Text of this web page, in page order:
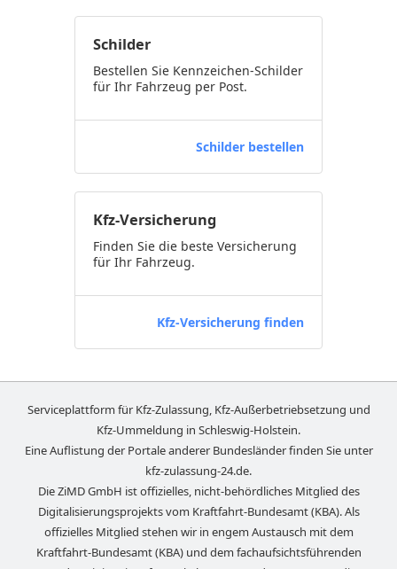
Schilder
Bestellen Sie Kennzeichen-Schilder
für Ihr Fahrzeug per Post.
Schilder bestellen
Kfz-Versicherung
Finden Sie die beste Versicherung
für Ihr Fahrzeug.
Kfz-Versicherung finden
Serviceplattform für Kfz-Zulassung, Kfz-Außerbetriebsetzung und
Kfz-Ummeldung in Schleswig-Holstein.
Eine Auflistung der Portale anderer Bundesländer finden Sie unter
kfz-zulassung-24.de.
Die ZiMD GmbH ist offizielles, nicht-behördliches Mitglied des
Digitalisierungsprojekts vom Kraftfahrt-Bundesamt (KBA). Als
offizielles Mitglied stehen wir in engem Austausch mit dem
Kraftfahrt-Bundesamt (KBA) und dem fachaufsichtsführenden